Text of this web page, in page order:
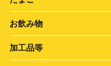
お飲み物
加工品等